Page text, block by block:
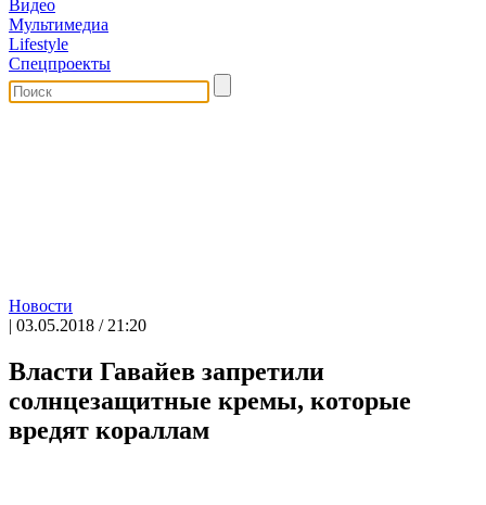
Видео
Мультимедиа
Lifestyle
Спецпроекты
Новости
| 03.05.2018 / 21:20
Власти Гавайев запретили
солнцезащитные кремы, которые
вредят кораллам